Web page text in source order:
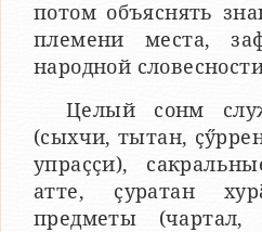
потом объяснять
племени места,
народной
Целый сонм
(сыхчи, тытан,
упраҫҫи),
атте, ҫуратан
предметы